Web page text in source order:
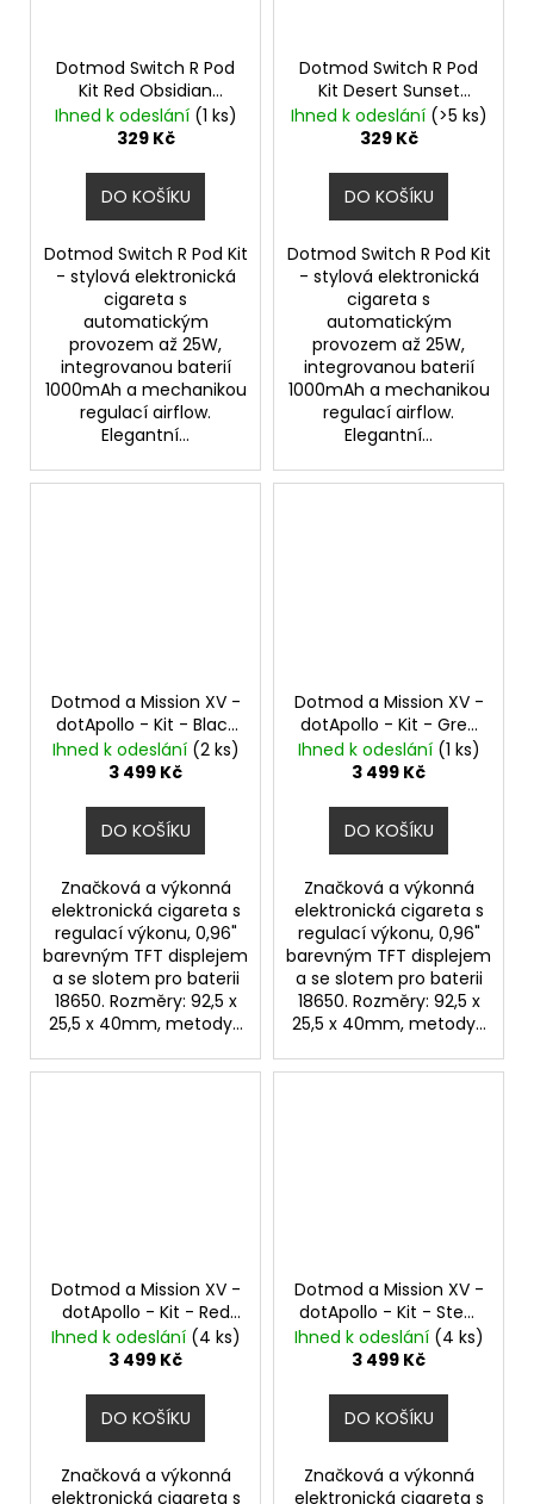
Dotmod Switch R Pod
Kit Red Obsidian
1000mAh
Ihned k odeslání (1 ks)
329 Kč
DO KOŠÍKU
Dotmod Switch R Pod Kit
- stylová elektronická
cigareta s
automatickým
provozem až 25W,
integrovanou baterií
1000mAh a mechanikou
regulací airflow.
Elegantní...
Dotmod Switch R Pod
Kit Desert Sunset
1000mAh
Ihned k odeslání (>5 ks)
329 Kč
DO KOŠÍKU
Dotmod Switch R Pod Kit
- stylová elektronická
cigareta s
automatickým
provozem až 25W,
integrovanou baterií
1000mAh a mechanikou
regulací airflow.
Elegantní...
Dotmod a Mission XV -
dotApollo - Kit - Black
80W
Ihned k odeslání (2 ks)
3 499 Kč
DO KOŠÍKU
Značková a výkonná
elektronická cigareta s
regulací výkonu, 0,96"
barevným TFT displejem
a se slotem pro baterii
18650. Rozměry: 92,5 x
25,5 x 40mm, metody...
Dotmod a Mission XV -
dotApollo - Kit - Grey
80W
Ihned k odeslání (1 ks)
3 499 Kč
DO KOŠÍKU
Značková a výkonná
elektronická cigareta s
regulací výkonu, 0,96"
barevným TFT displejem
a se slotem pro baterii
18650. Rozměry: 92,5 x
25,5 x 40mm, metody...
Dotmod a Mission XV -
dotApollo - Kit - Red
80W
Ihned k odeslání (4 ks)
3 499 Kč
DO KOŠÍKU
Značková a výkonná
elektronická cigareta s
Dotmod a Mission XV -
dotApollo - Kit - Steel
Blue80W
Ihned k odeslání (4 ks)
3 499 Kč
DO KOŠÍKU
Značková a výkonná
elektronická cigareta s